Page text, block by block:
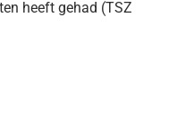
heeft gehad (TSZ